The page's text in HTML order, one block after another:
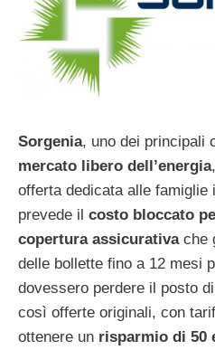
Sorgenia, uno dei principali
mercato libero dell’energia
offerta dedicata alle famiglie
prevede il costo bloccato
copertura assicurativa che
delle bollette fino a 12 mesi
dovessero perdere il posto
così offerte originali, con
ottenere un risparmio di 50